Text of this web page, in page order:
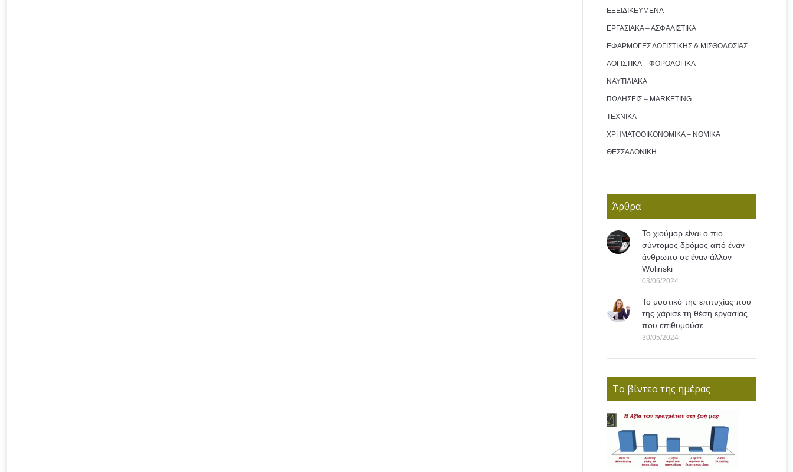
ΕΞΕΙΔΙΚΕΥΜΕΝΑ
ΕΡΓΑΣΙΑΚΑ – ΑΣΦΑΛΙΣΤΙΚΑ
ΕΦΑΡΜΟΓΕΣ ΛΟΓΙΣΤΙΚΗΣ & ΜΙΣΘΟΔΟΣΙΑΣ
ΛΟΓΙΣΤΙΚΑ – ΦΟΡΟΛΟΓΙΚΑ
ΝΑΥΤΙΛΙΑΚΑ
ΠΩΛΗΣΕΙΣ – MARKETING
ΤΕΧΝΙΚΑ
ΧΡΗΜΑΤΟΟΙΚΟΝΟΜΙΚΑ – ΝΟΜΙΚΑ
ΘΕΣΣΑΛΟΝΙΚΗ
Άρθρα
Το χιούμορ είναι ο πιο
σύντομος δρόμος από έναν
άνθρωπο σε έναν άλλον –
Wolinski
03/06/2024
Το μυστικό της επιτυχίας που
της χάρισε τη θέση εργασίας
που επιθυμούσε
30/05/2024
Το βίντεο της ημέρας